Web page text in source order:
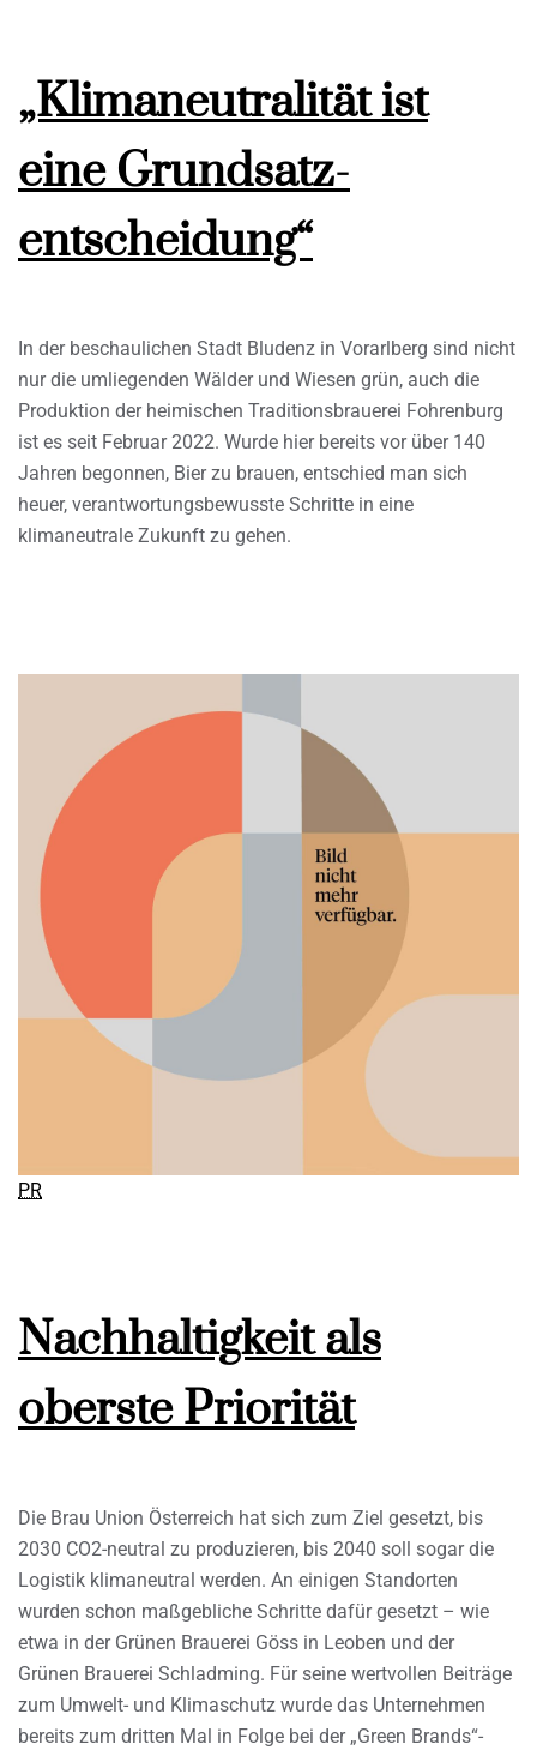
„Klimaneutralität ist
eine Grundsatz-
entscheidung“
In der beschaulichen Stadt Bludenz in Vorarlberg sind nicht
nur die umliegenden Wälder und Wiesen grün, auch die
Produktion der heimischen Traditionsbrauerei Fohrenburg
ist es seit Februar 2022. Wurde hier bereits vor über 140
Jahren begonnen, Bier zu brauen, entschied man sich
heuer, verantwortungsbewusste Schritte in eine
klimaneutrale Zukunft zu gehen.
PR
Nachhaltigkeit als
oberste Priorität
Die Brau Union Österreich hat sich zum Ziel gesetzt, bis
2030 CO2-neutral zu produzieren, bis 2040 soll sogar die
Logistik klimaneutral werden. An einigen Standorten
wurden schon maßgebliche Schritte dafür gesetzt – wie
etwa in der Grünen Brauerei Göss in Leoben und der
Grünen Brauerei Schladming. Für seine wertvollen Beiträge
zum Umwelt- und Klimaschutz wurde das Unternehmen
bereits zum dritten Mal in Folge bei der „Green Brands“-